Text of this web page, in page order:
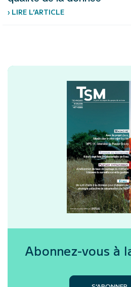
› LIRE L’ARTICLE
Abonnez-vous à